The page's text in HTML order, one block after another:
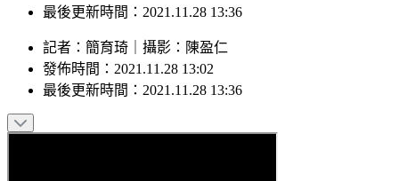
發佈時間：2021.11.28 13:02
最後更新時間： 2021.11.28 13:36